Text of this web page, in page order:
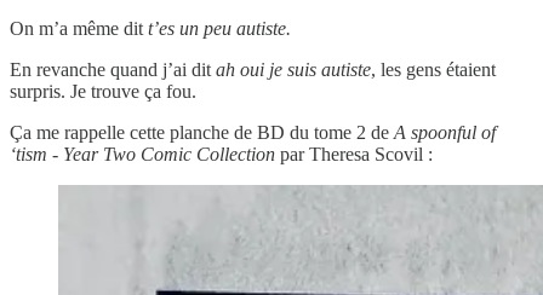
On m’a même dit t’es un peu autiste.
En revanche quand j’ai dit ah oui je suis autiste, les gens étaient
surpris. Je trouve ça fou.
Ça me rappelle cette planche de BD du tome 2 de A spoonful of
‘tism - Year Two Comic Collection par Theresa Scovil :